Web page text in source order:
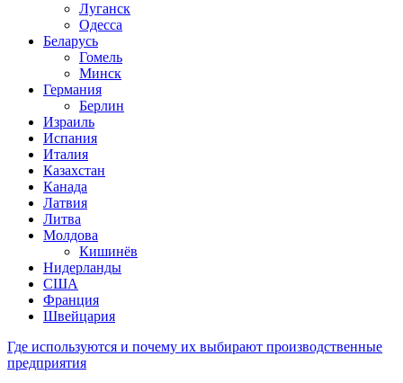
Луганск
Одесса
Беларусь
Гомель
Минск
Германия
Берлин
Израиль
Испания
Италия
Казахстан
Канада
Латвия
Литва
Молдова
Кишинёв
Нидерланды
США
Франция
Швейцария
Где используются и почему их выбирают производственные
предприятия